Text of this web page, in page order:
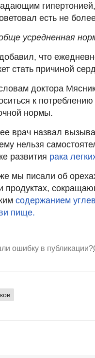
есть не
усредненная
что
стать причиной
доктора
к
нормы.
врач назвал
нельзя
развития рака
мы писали об
продуктах,
содержанием
пище.
ошибку в публикации?